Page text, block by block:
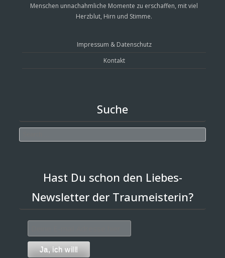
Menschen unnachahmliche Momente zu erschaffen, mit viel
Herzblut, Hirn und Stimme.
Impressum & Datenschutz
Kontakt
Suche
Hast Du schon den Liebes-
Newsletter der Traumeisterin?